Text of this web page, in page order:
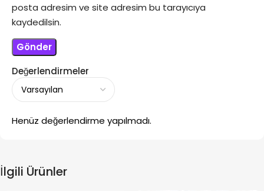
Değerlendirmeler
Henüz değerlendirme yapılmadı.
posta adresim ve site adresim bu tarayıcıya
kaydedilsin.
İlgili Ürünler